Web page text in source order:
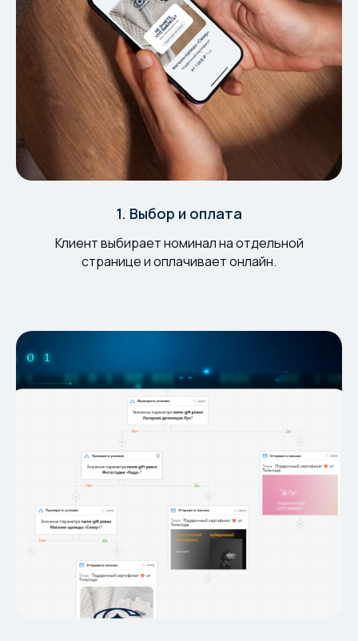
1. Выбор и оплата
Клиент выбирает номинал на отдельной
странице и оплачивает онлайн.